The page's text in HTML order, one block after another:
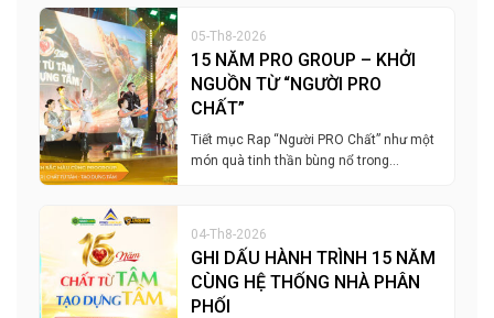
05-Th8-2026
15 NĂM PRO GROUP – KHỞI
NGUỒN TỪ “NGƯỜI PRO
CHẤT”
Tiết mục Rap “Người PRO Chất” như một
món quà tinh thần bùng nổ trong…
04-Th8-2026
GHI DẤU HÀNH TRÌNH 15 NĂM
CÙNG HỆ THỐNG NHÀ PHÂN
PHỐI